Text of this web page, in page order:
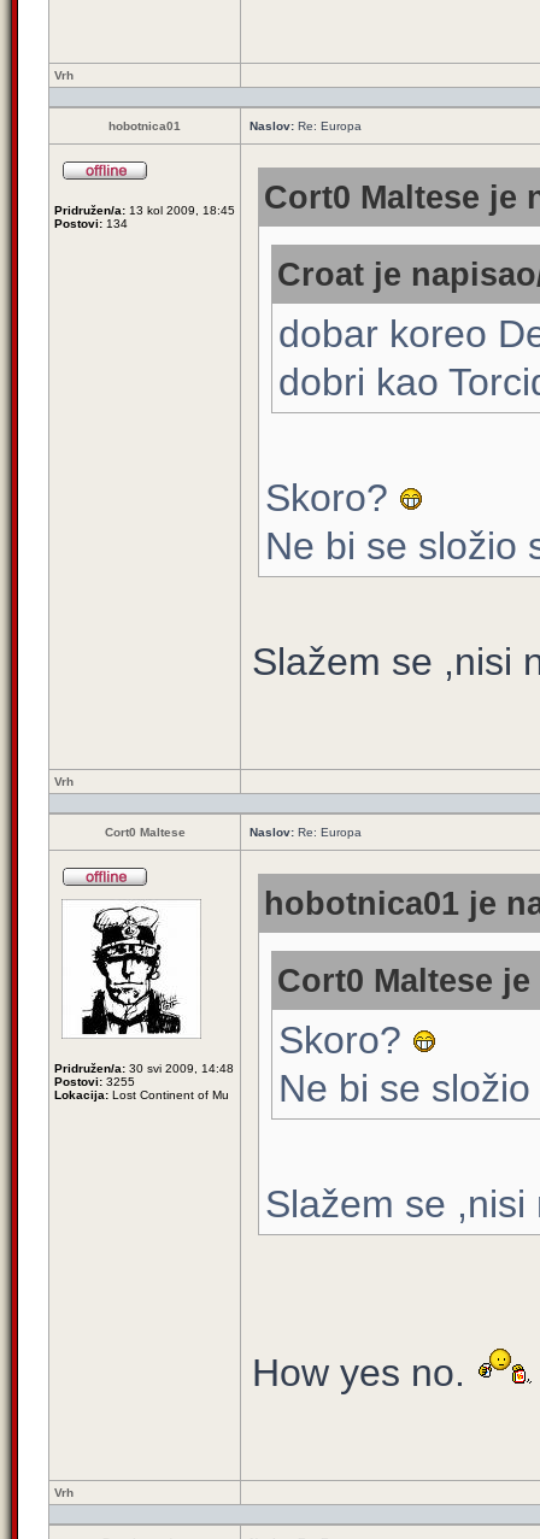
Vrh
hobotnica01 Naslov: Re: Europa
Pridružen/a: 13 kol 2009, 18:45
Postovi: 134
Cort0 Maltese je
Croat je
dobar koreo
dobri kao
Skoro?
Ne bi se složio
Slažem se ,nisi
Vrh
Cort0 Maltese Naslov: Re: Europa
Pridružen/a: 30 svi 2009, 14:48
Postovi: 3255
Lokacija: Lost Continent of Mu
hobotnica01 je
Cort0 Maltese
Skoro?
Ne bi se
Slažem se
How yes no.
Vrh